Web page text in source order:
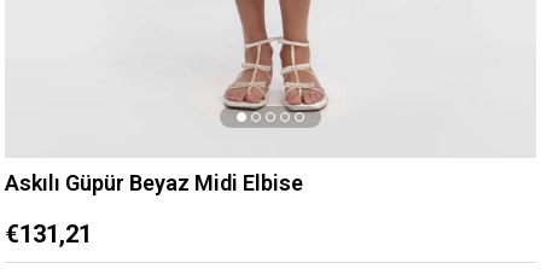
Askılı Güpür Beyaz Midi Elbise
€131,21